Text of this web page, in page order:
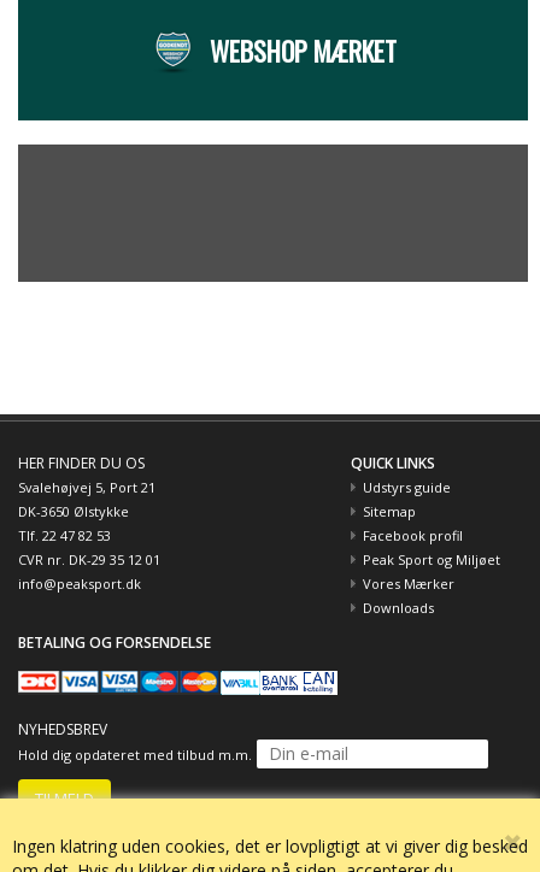
Ingen klatring uden cookies, det er lovpligtigt at vi giver dig besked
WEBSHOP MÆRKET
HER FINDER DU OS
Svalehøjvej 5, Port 21
DK-3650 Ølstykke
Tlf. 22 47 82 53
CVR nr. DK-29 35 12 01
info@peaksport.dk
QUICK LINKS
Udstyrs guide
Sitemap
Facebook profil
Peak Sport og Miljøet
Vores Mærker
Downloads
BETALING OG FORSENDELSE
NYHEDSBREV
Hold dig opdateret med tilbud m.m.